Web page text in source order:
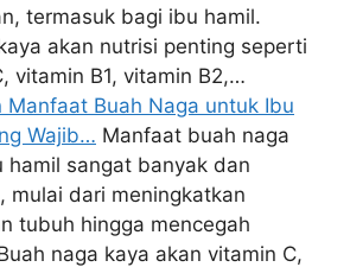
termasuk bagi ibu hamil.
akan nutrisi penting seperti
vitamin B1, vitamin B2,…
Manfaat Buah Naga untuk Ibu
Wajib… Manfaat buah naga
hamil sangat banyak dan
mulai dari meningkatkan
tubuh hingga mencegah
naga kaya akan vitamin C,